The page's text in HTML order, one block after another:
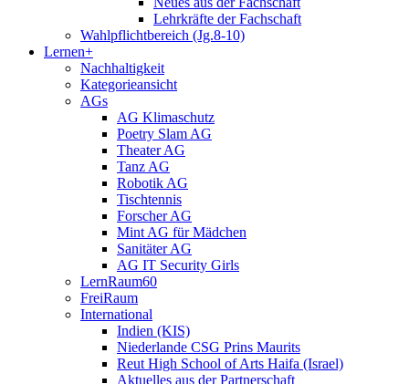
Lehrkräfte der Fachschaft
Wahlpflichtbereich (Jg.8-10)
Lernen+
Nachhaltigkeit
Kategorieansicht
AGs
AG Klimaschutz
Poetry Slam AG
Theater AG
Tanz AG
Robotik AG
Tischtennis
Forscher AG
Mint AG für Mädchen
Sanitäter AG
AG IT Security Girls
LernRaum60
FreiRaum
International
Indien (KIS)
Niederlande CSG Prins Maurits
Reut High School of Arts Haifa (Israel)
Aktuelles aus der Partnerschaft